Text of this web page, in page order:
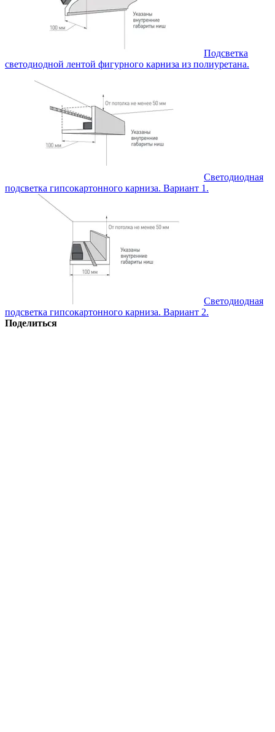
Подсветка
светодиодной лентой фигурного карниза из полиуретана.
Светодиодная
подсветка гипсокартонного карниза. Вариант 1.
Светодиодная
подсветка гипсокартонного карниза. Вариант 2.
Поделиться